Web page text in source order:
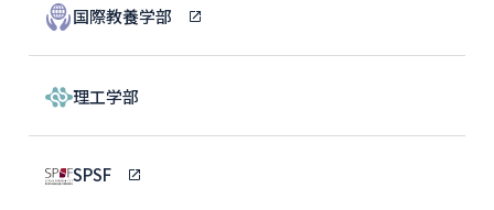
国際教養学部
理工学部
SPSF